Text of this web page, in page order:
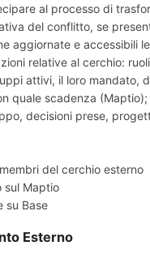
al processo di
del conflitto, se
aggiornate e accessibili le
relative al cerchio:
attivi, il loro mandato,
quale scadenza
decisioni prese,
del cerchio esterno
sul Maptio
su Base
Esterno